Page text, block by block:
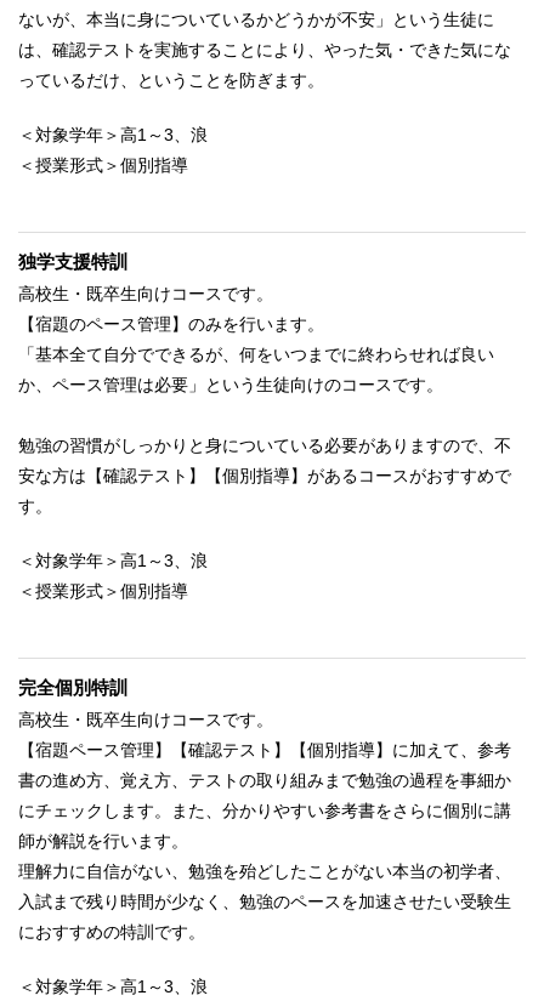
ないが、本当に身についているかどうかが不安」という生徒に
は、確認テストを実施することにより、やった気・できた気にな
っているだけ、ということを防ぎます。
＜対象学年＞高1～3、浪
＜授業形式＞個別指導
独学支援特訓
高校生・既卒生向けコースです。
【宿題のペース管理】のみを行います。
「基本全て自分でできるが、何をいつまでに終わらせれば良い
か、ペース管理は必要」という生徒向けのコースです。
勉強の習慣がしっかりと身についている必要がありますので、不
安な方は【確認テスト】【個別指導】があるコースがおすすめで
す。
＜対象学年＞高1～3、浪
＜授業形式＞個別指導
完全個別特訓
高校生・既卒生向けコースです。
【宿題ペース管理】【確認テスト】【個別指導】に加えて、参考
書の進め方、覚え方、テストの取り組みまで勉強の過程を事細か
にチェックします。また、分かりやすい参考書をさらに個別に講
師が解説を行います。
理解力に自信がない、勉強を殆どしたことがない本当の初学者、
入試まで残り時間が少なく、勉強のペースを加速させたい受験生
におすすめの特訓です。
＜対象学年＞高1～3、浪